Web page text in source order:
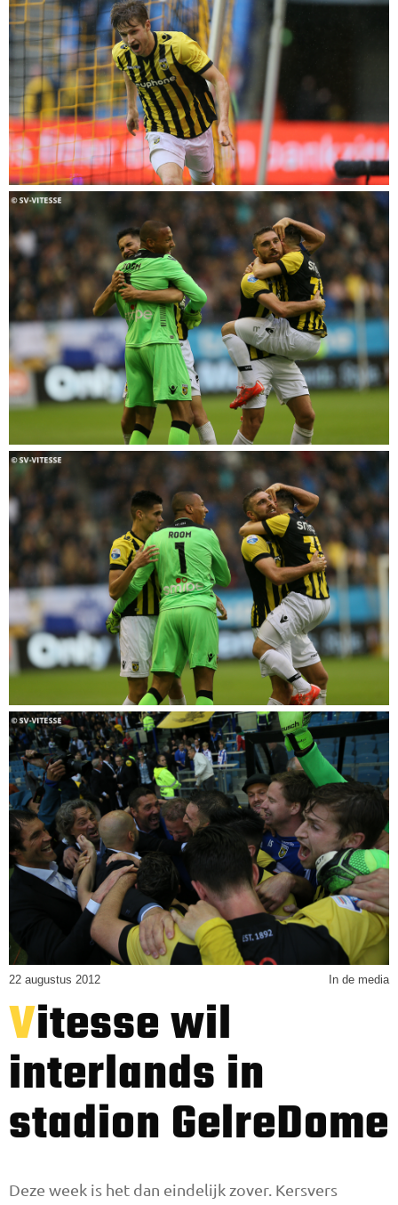
22 augustus 2012 In de media
Vitesse wil
interlands in
stadion GelreDome
Deze week is het dan eindelijk zover. Kersvers